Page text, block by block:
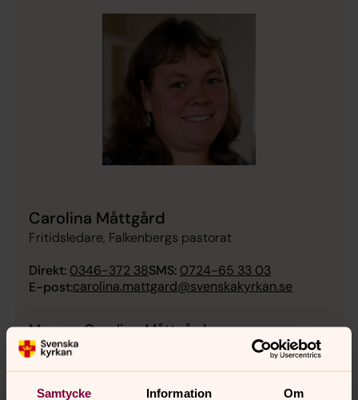
Samtycke Information Om
Carolina Måttgård
Fritidsledare, Falkenbergs pastorat
Direkt: 0346-372 38SMS: 0724-65 33 03
E-post:carolina.mattgard@svenskakyrkan.se
Mer om Carolina Måttgård
Fritidsledare i Susedalens församling